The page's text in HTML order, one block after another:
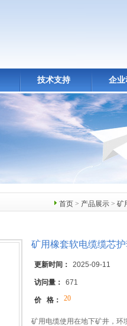
技术支持 企业
首页 > 产品展示 > 矿
矿用橡套软电缆缆芯
更新时间： 2025-09-11
访问量： 671
价 格： 20
矿用电缆使用在地下矿井，环